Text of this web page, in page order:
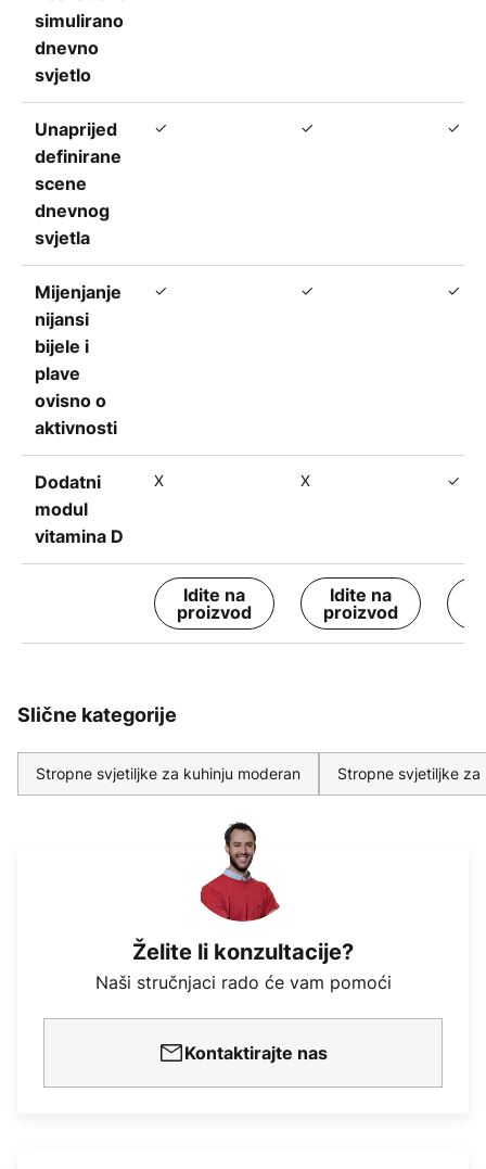
simulirano
dnevno
svjetlo
Unaprijed
definirane
scene
dnevnog
svjetla
✓ ✓ ✓
Mijenjanje
nijansi
bijele i
plave
ovisno o
aktivnosti
✓ ✓ ✓
Dodatni
modul
vitamina D
X X ✓
Idite na
proizvod
Idite na
proizvod
Slične kategorije
Stropne svjetiljke za kuhinju moderan Stropne svjetiljke za
Želite li konzultacije?
Naši stručnjaci rado će vam pomoći
Kontaktirajte nas